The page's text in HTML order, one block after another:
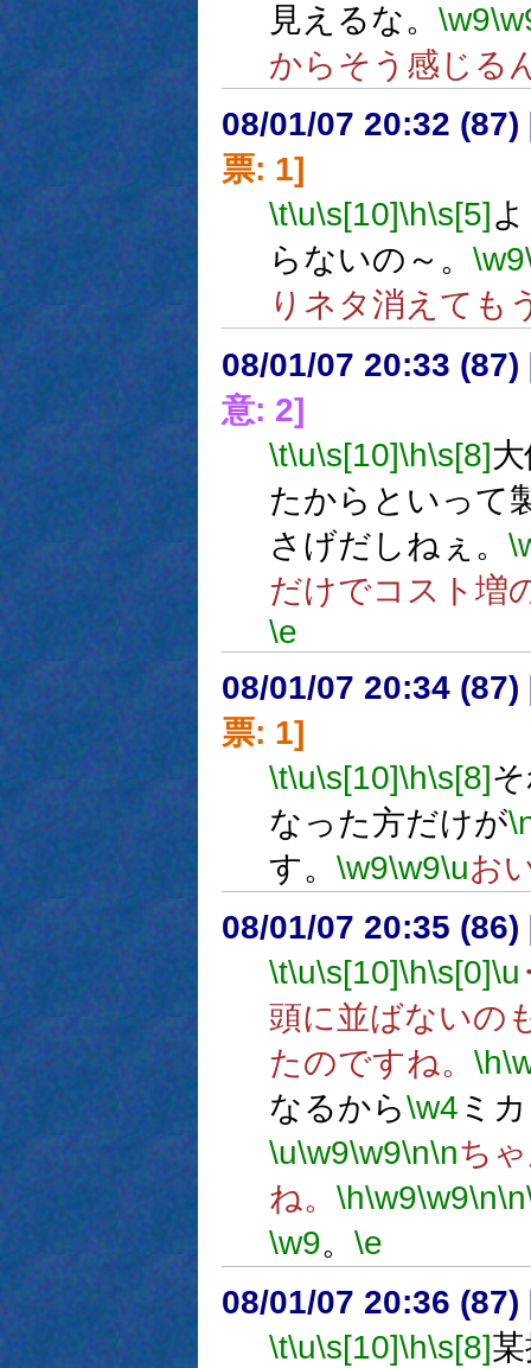
見えるな。 \w9
からそう感じる
08/01/07 20:32 (87)
票: 1]
\t\u\s[10]\h\s[5]
らないの～。 \w9
りネタ消えても
08/01/07 20:33 (87)
意: 2]
\t\u\s[10]\h\s[8]
たからといって
さげだしねぇ。
だけでコスト増
\e
08/01/07 20:34 (87)
票: 1]
\t\u\s[10]\h\s[8]
なった方だけが
す。 \w9\w9\uお
08/01/07 20:35 (86)
\t\u\s[10]\h\s[0]\u
頭に並ばないの
たのですね。 \h
なるから\w4 ミ
\u\w9\w9\n\nち
ね。 \h\w9\w9\n\n
\w9。 \e
08/01/07 20:36 (87)
\t\u\s[10]\h\s[8]